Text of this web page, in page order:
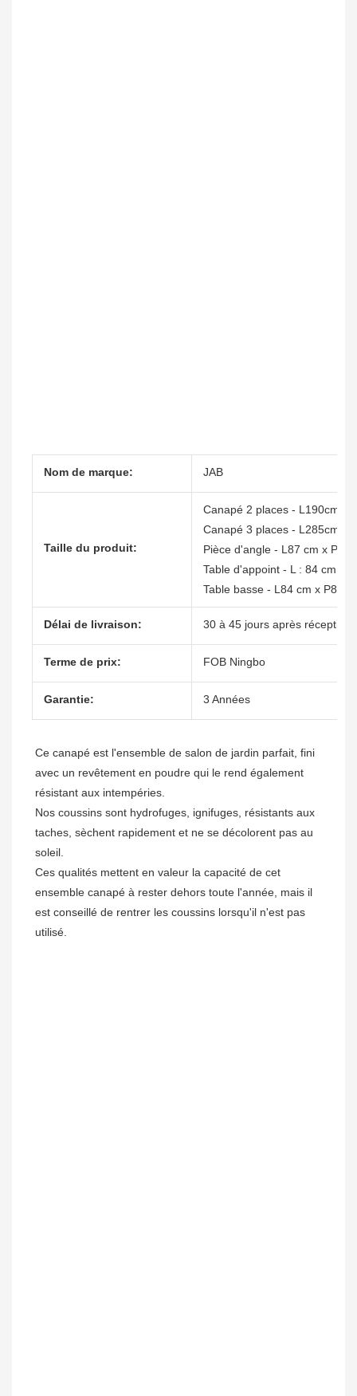
Nom de marque: JAB
Taille du produit:
Canapé 2 places - L190cm x
Canapé 3 places - L285cm x
Pièce d'angle - L87 cm x P87
Table d'appoint - L : 84 cm x
Table basse - L84 cm x P84
Délai de livraison: 30 à 45 jours après réception
Terme de prix: FOB Ningbo
Garantie: 3 Années
Ce canapé est l'ensemble de salon de jardin parfait, fini
avec un revêtement en poudre qui le rend également
résistant aux intempéries.
Nos coussins sont hydrofuges, ignifuges, résistants aux
taches, sèchent rapidement et ne se décolorent pas au
soleil.
Ces qualités mettent en valeur la capacité de cet
ensemble canapé à rester dehors toute l'année, mais il
est conseillé de rentrer les coussins lorsqu'il n'est pas